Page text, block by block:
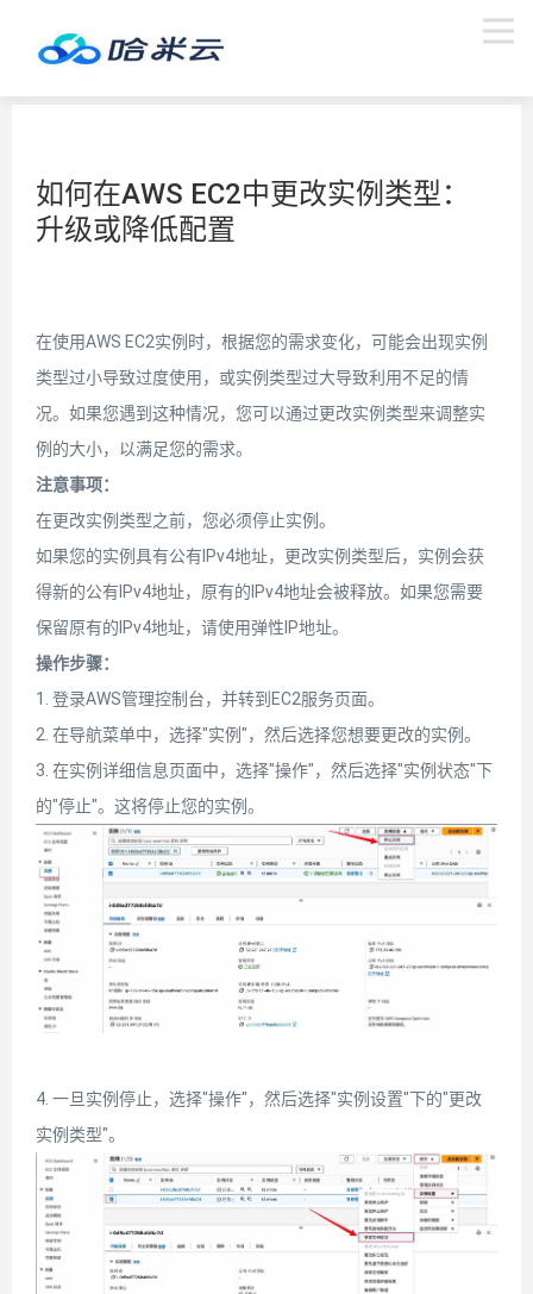
如何在AWS EC2中更改实例类型：
升级或降低配置
在使用AWS EC2实例时，根据您的需求变化，可能会出现实例
类型过小导致过度使用，或实例类型过大导致利用不足的情
况。如果您遇到这种情况，您可以通过更改实例类型来调整实
例的大小，以满足您的需求。
注意事项：
在更改实例类型之前，您必须停止实例。
如果您的实例具有公有IPv4地址，更改实例类型后，实例会获
得新的公有IPv4地址，原有的IPv4地址会被释放。如果您需要
保留原有的IPv4地址，请使用弹性IP地址。
操作步骤：
1. 登录AWS管理控制台，并转到EC2服务页面。
2. 在导航菜单中，选择"实例"，然后选择您想要更改的实例。
3. 在实例详细信息页面中，选择"操作"，然后选择"实例状态"下
的"停止"。这将停止您的实例。
4. 一旦实例停止，选择"操作"，然后选择"实例设置"下的"更改
实例类型"。